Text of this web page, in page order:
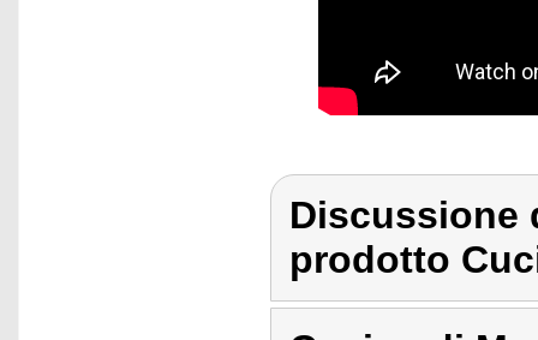
Discussione
prodotto